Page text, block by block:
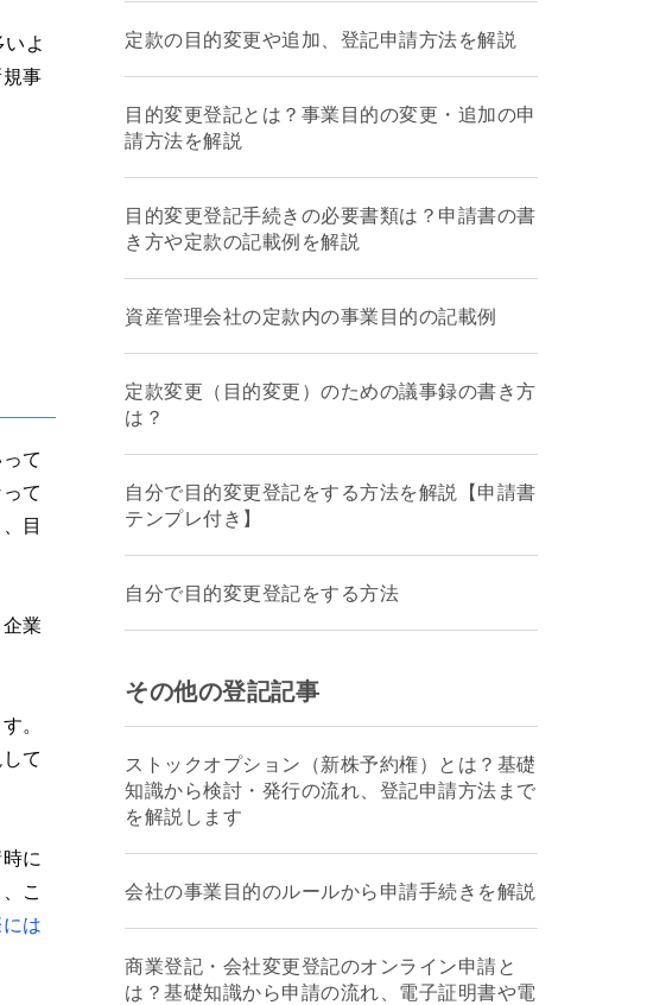
よ
事
て
て
目
業
。
て
に
こ
は
定款の目的変更や追加、登記申請方法を解説
目的変更登記とは？事業目的の変更・追加の申
請方法を解説
目的変更登記手続きの必要書類は？申請書の書
き方や定款の記載例を解説
資産管理会社の定款内の事業目的の記載例
定款変更（目的変更）のための議事録の書き方
は？
自分で目的変更登記をする方法を解説【申請書
テンプレ付き】
自分で目的変更登記をする方法
その他の登記記事
ストックオプション（新株予約権）とは？基礎
知識から検討・発行の流れ、登記申請方法まで
を解説します
会社の事業目的のルールから申請手続きを解説
商業登記・会社変更登記のオンライン申請と
は？基礎知識から申請の流れ、電子証明書や電